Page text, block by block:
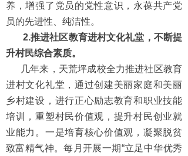
养，增强了党员的党性意识，永葆共产党
员的先进性、纯洁性。
2.推进社区教育进村文化礼堂，不断提
升村民综合素质。
几年来，天荒坪成校全力推进社区教育
进村文化礼堂，通过创建美丽家庭和美丽
乡村建设，进行正心励志教育和职业技能
培训，重塑村民价值观，提升村民创业就
业能力。一是培育核心价值观，凝聚脱贫
致富精气神。每月开展一期“立足中华优秀